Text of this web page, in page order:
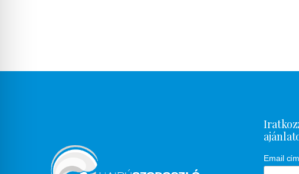
Franciaágy
Fürdetőkád
Email